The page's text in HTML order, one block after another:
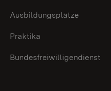
Ausbildungsplätze
Praktika
Bundesfreiwilligendienst